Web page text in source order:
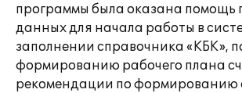
программы была оказана помощь
данных для начала работы в
заполнении справочника «КБК»,
формированию рабочего плана
рекомендации по формированию